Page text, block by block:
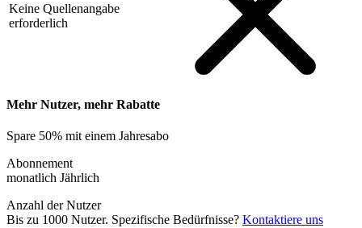
Keine Quellenangabe
erforderlich
Mehr Nutzer, mehr Rabatte
Spare 50% mit einem Jahresabo
Abonnement
monatlich Jährlich
Anzahl der Nutzer
Bis zu 1000 Nutzer. Spezifische Bedürfnisse? Kontaktiere uns